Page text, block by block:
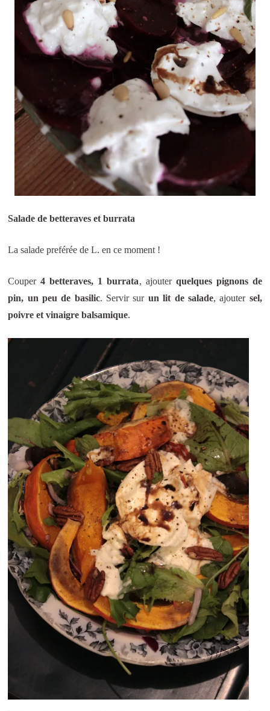
Salade de betteraves et burrata
La salade preférée de L. en ce moment !
Couper4 betteraves, 1 burrata, ajouter quelques pignons de
pin, un peu de basilic. Servir sur un lit de salade, ajouter sel,
poivre et vinaigre balsamique.